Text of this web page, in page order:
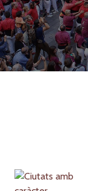
Partners